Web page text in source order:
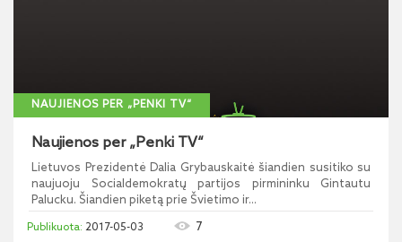
NAUJIENOS PER „PENKI TV“
Naujienos per „Penki TV“
Lietuvos Prezidentė Dalia Grybauskaitė šiandien susitiko su
naujuoju Socialdemokratų partijos pirmininku Gintautu
Palucku. Šiandien piketą prie Švietimo ir...
2017-05-03 7